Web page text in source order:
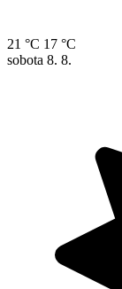
21 °C 17 °C
sobota 8. 8.